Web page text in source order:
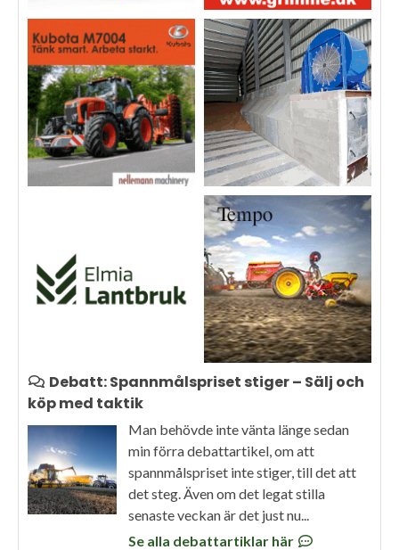
Debatt: Spannmålspriset stiger – Sälj och
köp med taktik
Man behövde inte vänta länge sedan
min förra debattartikel, om att
spannmålspriset inte stiger, till det att
det steg. Även om det legat stilla
senaste veckan är det just nu...
Se alla debattartiklar här